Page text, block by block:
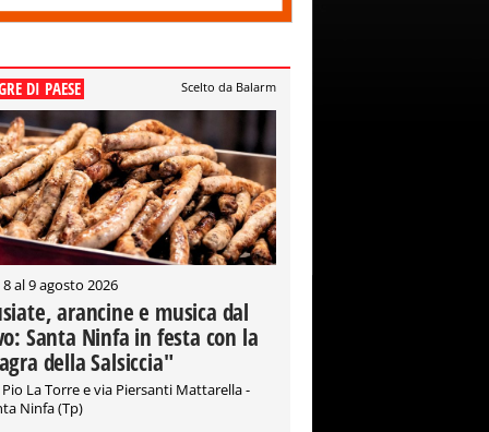
DI PAESE Scelto da Balarm
8 al 9 agosto 2026
arancine e musica dal
Santa Ninfa in festa con la
della Salsiccia"
Pio La Torre e via Piersanti Mattarella -
Ninfa (Tp)